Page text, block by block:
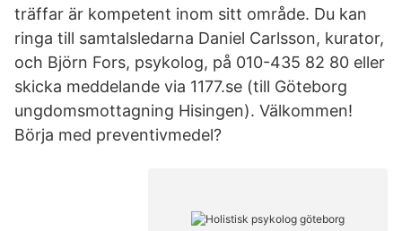
träffar är kompetent inom sitt område. Du kan
ringa till samtalsledarna Daniel Carlsson, kurator,
och Björn Fors, psykolog, på 010-435 82 80 eller
skicka meddelande via 1177.se (till Göteborg
ungdomsmottagning Hisingen). Välkommen!
Börja med preventivmedel?